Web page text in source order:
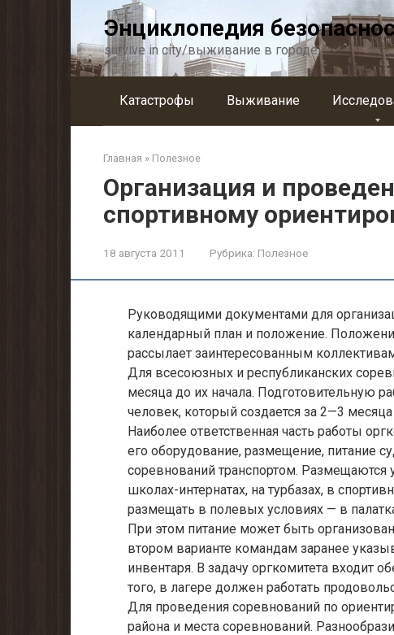
Энциклопедия
survive in city/выживание в городе
Катастрофы Выживание
Главная » Полезное
Организация и
спортивному
18 августа 2011 Рубрика: Полезное
Руководящими документами для
календарный план и положение.
рассылает заинтересованным
Для всесоюзных и республиканских
месяца до их начала. Подготовительную
человек, который создается за 2—3
Наиболее ответственная часть работы
его оборудование, размещение, питание
соревнований транспортом. Размещаются
школах-интернатах, на турбазах, в
размещать в полевых условиях — в
При этом питание может быть
втором варианте командам заранее
инвентаря. В задачу оргкомитета входит
того, в лагере должен работать
Для проведения соревнований по
района и места соревнований.